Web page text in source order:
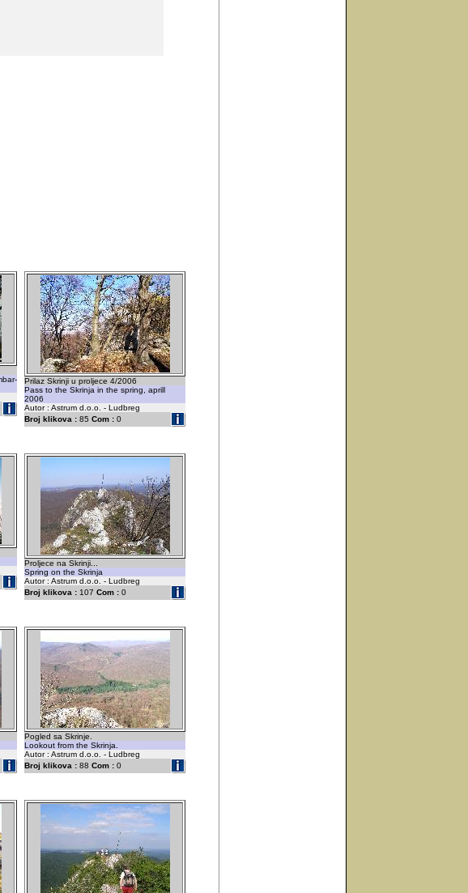
Prilaz Skrinji u proljece 4/2006
Pass to the Skrinja in the spring, aprill
2006
Autor : Astrum d.o.o. - Ludbreg
Broj klikova : 85 Com : 0
Proljece na Skrinji...
Spring on the Skrinja
Autor : Astrum d.o.o. - Ludbreg
Broj klikova : 107 Com : 0
Pogled sa Skrinje.
Lookout from the Skrinja.
Autor : Astrum d.o.o. - Ludbreg
Broj klikova : 88 Com : 0